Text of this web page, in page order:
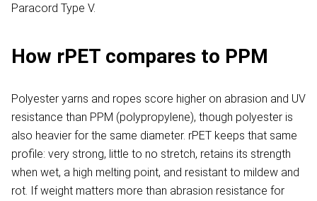
Paracord Type V.
How rPET compares to PPM
Polyester yarns and ropes score higher on abrasion and UV
resistance than PPM (polypropylene), though polyester is
also heavier for the same diameter. rPET keeps that same
profile: very strong, little to no stretch, retains its strength
when wet, a high melting point, and resistant to mildew and
rot. If weight matters more than abrasion resistance for